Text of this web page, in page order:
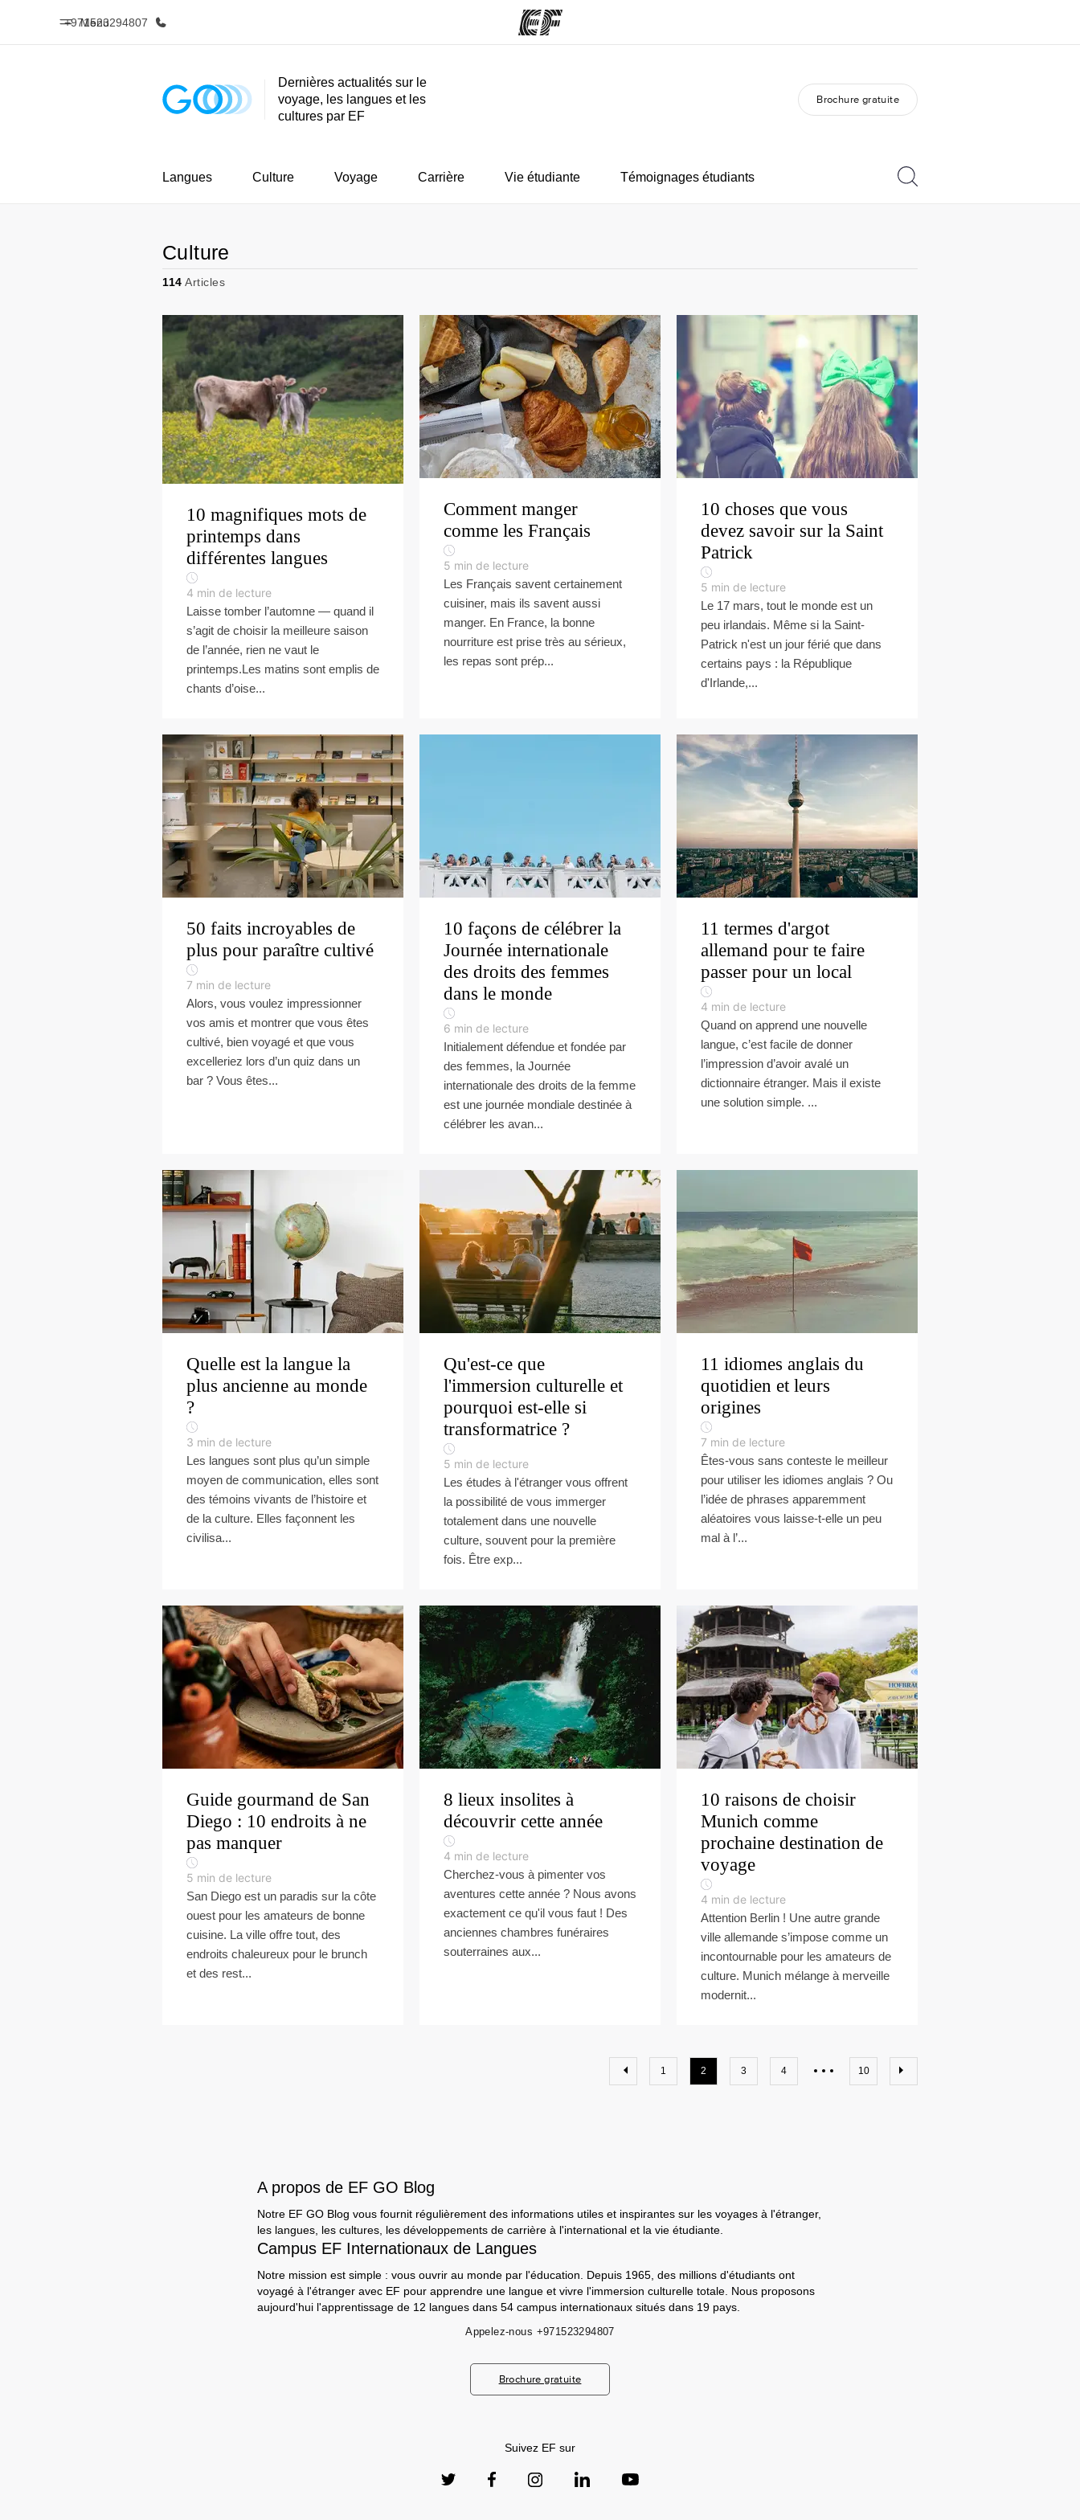
Menu
+971523294807
Accueil Programmes
Nos offres
EF recrute
Dernières actualités sur le
voyage, les langues et les
cultures par EF
Brochure gratuite
Langues Culture Voyage Carrière Vie étudiante Témoignages étudiants
Culture
114 Articles
10 magnifiques mots de
printemps dans
différentes langues
4 min de lecture
Laisse tomber l’automne — quand il
s’agit de choisir la meilleure saison
de l’année, rien ne vaut le
printemps.Les matins sont emplis de
chants d’oise...
Comment manger
comme les Français
5 min de lecture
Les Français savent certainement
cuisiner, mais ils savent aussi
manger. En France, la bonne
nourriture est prise très au sérieux,
les repas sont prép...
10 choses que vous
devez savoir sur la Saint
Patrick
5 min de lecture
Le 17 mars, tout le monde est un
peu irlandais. Même si la Saint-
Patrick n'est un jour férié que dans
certains pays : la République
d'Irlande,...
50 faits incroyables de
plus pour paraître cultivé
7 min de lecture
Alors, vous voulez impressionner
vos amis et montrer que vous êtes
cultivé, bien voyagé et que vous
excelleriez lors d’un quiz dans un
bar ? Vous êtes...
10 façons de célébrer la
Journée internationale
des droits des femmes
dans le monde
6 min de lecture
Initialement défendue et fondée par
des femmes, la Journée
internationale des droits de la femme
est une journée mondiale destinée à
célébrer les avan...
11 termes d'argot
allemand pour te faire
passer pour un local
4 min de lecture
Quand on apprend une nouvelle
langue, c’est facile de donner
l’impression d’avoir avalé un
dictionnaire étranger. Mais il existe
une solution simple. ...
Quelle est la langue la
plus ancienne au monde
?
3 min de lecture
Les langues sont plus qu’un simple
moyen de communication, elles sont
des témoins vivants de l’histoire et
de la culture. Elles façonnent les
civilisa...
Qu'est-ce que
l'immersion culturelle et
pourquoi est-elle si
transformatrice ?
5 min de lecture
Les études à l'étranger vous offrent
la possibilité de vous immerger
totalement dans une nouvelle
culture, souvent pour la première
fois. Être exp...
11 idiomes anglais du
quotidien et leurs
origines
7 min de lecture
Êtes-vous sans conteste le meilleur
pour utiliser les idiomes anglais ? Ou
l’idée de phrases apparemment
aléatoires vous laisse-t-elle un peu
mal à l’...
Guide gourmand de San
Diego : 10 endroits à ne
pas manquer
5 min de lecture
San Diego est un paradis sur la côte
ouest pour les amateurs de bonne
cuisine. La ville offre tout, des
endroits chaleureux pour le brunch
et des rest...
8 lieux insolites à
découvrir cette année
4 min de lecture
Cherchez-vous à pimenter vos
aventures cette année ? Nous avons
exactement ce qu'il vous faut ! Des
anciennes chambres funéraires
souterraines aux...
10 raisons de choisir
Munich comme
prochaine destination de
voyage
4 min de lecture
Attention Berlin ! Une autre grande
ville allemande s’impose comme un
incontournable pour les amateurs de
culture. Munich mélange à merveille
modernit...
1 2 3 4 10
A propos de EF GO Blog
Notre EF GO Blog vous fournit régulièrement des informations utiles et inspirantes sur les voyages à l'étranger,
les langues, les cultures, les développements de carrière à l'international et la vie étudiante.
Campus EF Internationaux de Langues
Notre mission est simple : vous ouvrir au monde par l'éducation. Depuis 1965, des millions d'étudiants ont
voyagé à l'étranger avec EF pour apprendre une langue et vivre l'immersion culturelle totale. Nous proposons
aujourd'hui l'apprentissage de 12 langues dans 54 campus internationaux situés dans 19 pays.
Appelez-nous +971523294807
Brochure gratuite
Suivez EF sur